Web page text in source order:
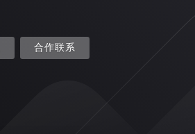
合作联系